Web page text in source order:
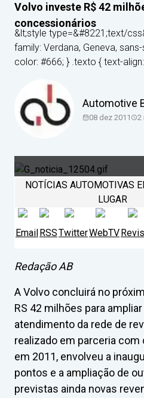
Volvo investe R$ 42
concessionários
&lt;style type=&#8221;text/
family: Verdana, Geneva,
color: #666; } .texto { text-
Automotive
08 dez 2011 2
NOTÍCIAS AUTOMOTIVAS
LUGAR
EmailRSSTwitterWebTV
Redação AB
A Volvo concluirá no
RS 42 milhões para
atendimento da rede de
realizado em parceria
em 2011, envolveu a
pontos e a ampliação de
previstas ainda novas